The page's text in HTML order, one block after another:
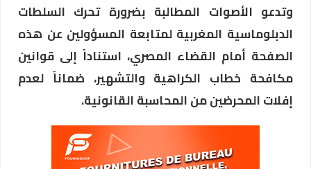
وتدعو الأصوات المطالبة بضرورة تحرك السلطات
الدبلوماسية المغربية لمتابعة المسؤولين عن هذه
الصفحة أمام القضاء المصري، استناداً إلى قوانين
مكافحة خطاب الكراهية والتشهير، ضماناً لعدم
إفلات المحرضين من المحاسبة القانونية.